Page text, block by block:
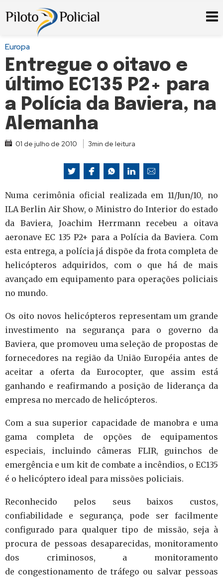
Europa
Entregue o oitavo e
último EC135 P2+ para
a Polícia da Baviera, na
Alemanha
01 de julho de 2010 3min de leitura
Numa cerimônia oficial realizada em 11/Jun/10, no
ILA Berlin Air Show, o Ministro do Interior do estado
da Baviera, Joachim Herrmann recebeu a oitava
aeronave EC 135 P2+ para a Polícia da Baviera. Com
esta entrega, a polícia já dispõe da frota completa de
helicópteros adquiridos, com o que há de mais
avançado em equipamento para operações policiais
no mundo.
Os oito novos helicópteros representam um grande
investimento na segurança para o governo da
Baviera, que promoveu uma seleção de propostas de
fornecedores na região da União Européia antes de
aceitar a oferta da Eurocopter, que assim está
ganhando e reafirmando a posição de liderança da
empresa no mercado de helicópteros.
Com a sua superior capacidade de manobra e uma
gama completa de opções de equipamentos
especiais, incluindo câmeras FLIR, guinchos de
emergência e um kit de combate a incêndios, o EC135
é o helicóptero ideal para missões policiais.
Reconhecido pelos seus baixos custos,
confiabilidade e segurança, pode ser facilmente
configurado para qualquer tipo de missão, seja à
procura de pessoas desaparecidas, monitoramento
dos criminosos, a monitoramento
de congestionamento de tráfego ou salvar pessoas